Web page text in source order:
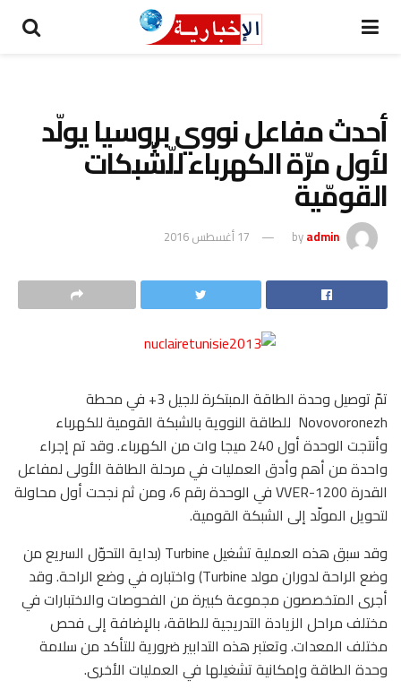
أحدث مفاعل نووي بروسيا يولّد
لأول مرّة الكهرباء للّشّبكات
القومّية
byadmin 17 أغسطس 2016
تمّ توصيل وحدة الطاقة المبتكرة للجيل 3+ في محطة
Novovoronezh للطاقة النووية بالشبكة القومية للكهرباء
وأنتجت الوحدة أول 240 ميجا وات من الكهرباء. وقد تم إجراء
واحدة من أهم وأدق العمليات في مرحلة الطاقة الأولى لمفاعل
القدرة VVER-1200 في الوحدة رقم 6، ومن ثم نجحت أول محاولة
لتحويل المولّد إلى الشبكة القومية.
وقد سبق هذه العملية تشغيل Turbine (بداية التحوّل السريع من
وضع الراحة لدوران مولد Turbine) واختباره في وضع الراحة. وقد
أجرى المتخصصون مجموعة كبيرة من الفحوصات والاختبارات في
مختلف مراحل الزيادة التدريجية للطاقة، بالإضافة إلى فحص
مختلف المعدات. وتعتبر هذه التدابير ضرورية للتأكد من سلامة
وحدة الطاقة وإمكانية تشغيلها في العمليات الأخرى.